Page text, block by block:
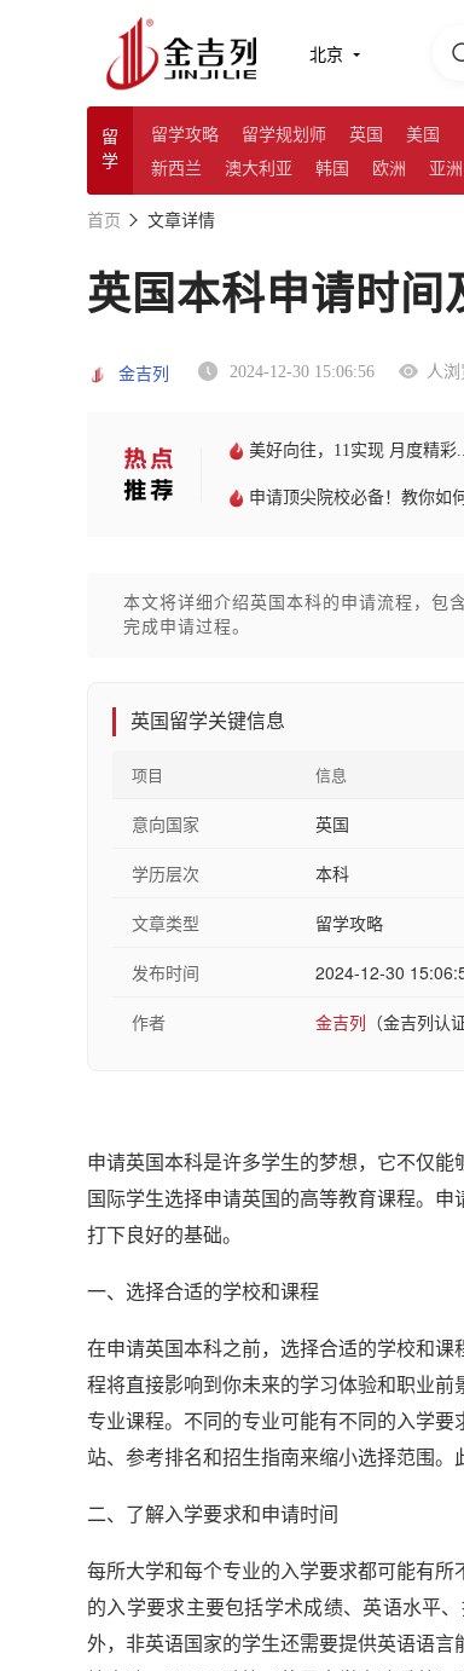
北京
留
学
留学攻略 留学规划师 英国 美国
新西兰
澳大利亚 韩国 欧洲 亚洲
首页 文章详情
英国本科申请时间
金吉列 2024-12-30 15:06:56 人浏
美好向往，11实现 月度精彩
申请顶尖院校必备！教你如
本文将详细介绍英国本科的申请流程，包
完成申请过程。
英国留学关键信息
项目 信息
意向国家 英国
学历层次 本科
文章类型 留学攻略
发布时间 2024-12-30
作者 金吉列 （金吉列认
申请英国本科是许多学生的梦想，它不仅
国际学生选择申请英国的高等教育课程。
打下良好的基础。
一、选择合适的学校和课程
在申请英国本科之前，选择合适的学校和
程将直接影响到你未来的学习体验和职业
专业课程。不同的专业可能有不同的入学
站、参考排名和招生指南来缩小选择范围。
二、了解入学要求和申请时间
每所大学和每个专业的入学要求都可能有
的入学要求主要包括学术成绩、英语水平
外，非英语国家的学生还需要提供英语语